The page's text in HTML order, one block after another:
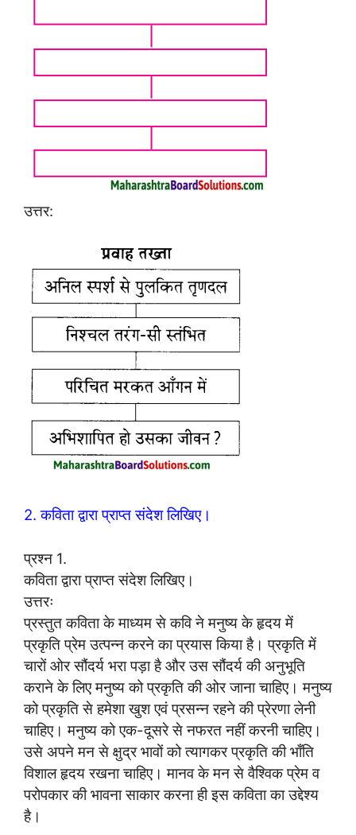
उत्तर:
2. कविता द्वारा प्राप्त संदेश लिखिए।
प्रश्न 1.
कविता द्वारा प्राप्त संदेश लिखिए।
उत्तरः
प्रस्तुत कविता के माध्यम से कवि ने मनुष्य के हृदय में
प्रकृति प्रेम उत्पन्न करने का प्रयास किया है। प्रकृति में
चारों ओर सौंदर्य भरा पड़ा है और उस सौंदर्य की अनुभूति
कराने के लिए मनुष्य को प्रकृति की ओर जाना चाहिए। मनुष्य
को प्रकृति से हमेशा खुश एवं प्रसन्न रहने की प्रेरणा लेनी
चाहिए। मनुष्य को एक-दूसरे से नफरत नहीं करनी चाहिए।
उसे अपने मन से क्षुद्र भावों को त्यागकर प्रकृति की भाँति
विशाल हृदय रखना चाहिए। मानव के मन से वैश्विक प्रेम व
परोपकार की भावना साकार करना ही इस कविता का उद्देश्य
है।